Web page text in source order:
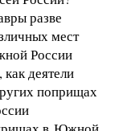
разве
мест
России
деятели
поприщах